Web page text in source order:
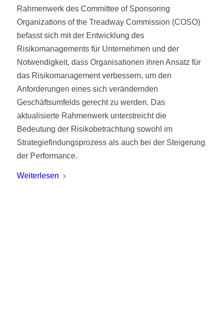
Rahmenwerk des Committee of Sponsoring
Organizations of the Treadway Commission (COSO)
befasst sich mit der Entwicklung des
Risikomanagements für Unternehmen und der
Notwendigkeit, dass Organisationen ihren Ansatz für
das Risikomanagement verbessern, um den
Anforderungen eines sich verändernden
Geschäftsumfelds gerecht zu werden. Das
aktualisierte Rahmenwerk unterstreicht die
Bedeutung der Risikobetrachtung sowohl im
Strategiefindungsprozess als auch bei der Steigerung
der Performance.
Weiterlesen